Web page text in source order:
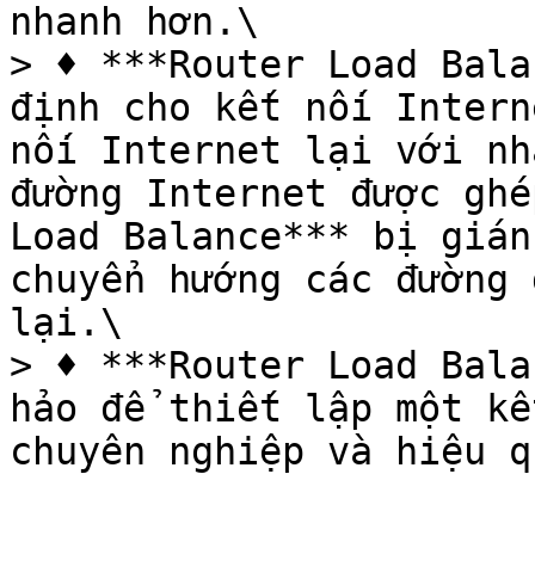
nhanh hơn.\
> ♦ ***Router Load
định cho kết nối
nối Internet lại với
đường Internet được
Load Balance*** bị
chuyển hướng các
lại.\
> ♦ ***Router Load
hảo để thiết lập một